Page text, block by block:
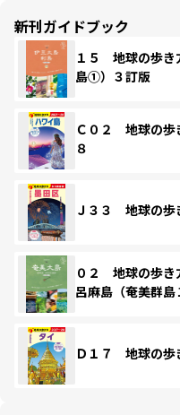
新刊ガイドブック
１５ 地球の歩
島①）３訂版
Ｃ０２ 地球の
８
Ｊ３３ 地球の
０２ 地球の歩
呂麻島（奄美群
Ｄ１７ 地球の